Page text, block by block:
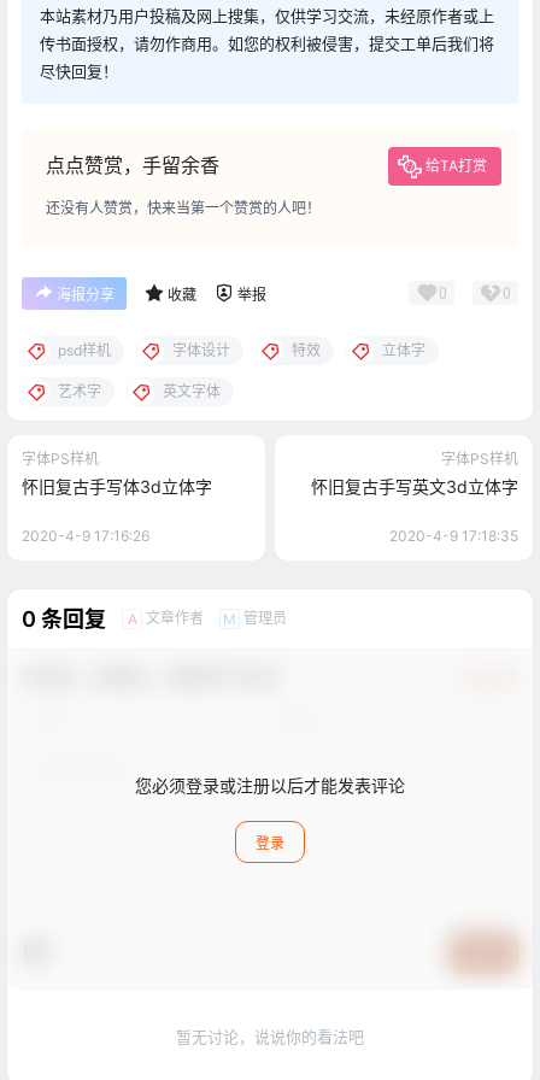
本站素材乃用户投稿及网上搜集，仅供学习交流，未经原作者或上
传书面授权，请勿作商用。如您的权利被侵害，提交工单后我们将
尽快回复！
点点赞赏，手留余香 给TA打赏
还没有人赞赏，快来当第一个赞赏的人吧！
海报分享 收藏 举报 0 0
psd样机 字体设计 特效 立体字
艺术字 英文字体
字体PS样机
怀旧复古手写体3d立体字
2020-4-9 17:16:26
字体PS样机
怀旧复古手写英文3d立体字
2020-4-9 17:18:35
0 条回复 A 文章作者 M 管理员
您必须登录或注册以后才能发表评论
登录
暂无讨论，说说你的看法吧